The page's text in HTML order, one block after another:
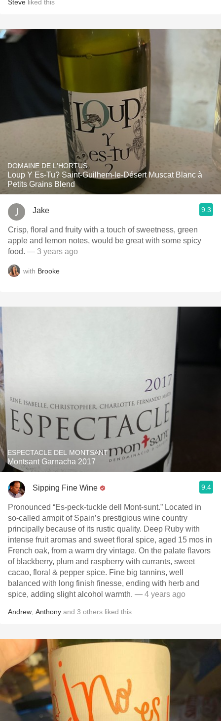
Steve liked this
DOMAINE DE L'HORTUS
Loup Y Es-Tu? Saint-Guilhem-le-Désert Muscat Blanc à
Petits Grains Blend
Jake 9.3
Crisp, floral and fruity with a touch of sweetness, green
apple and lemon notes, would be great with some spicy
food. — 3 years ago
with Brooke
ESPECTACLE DEL MONTSANT
Montsant Garnacha 2017
Sipping Fine Wine 9.4
Pronounced “Es-peck-tuckle dell Mont-sunt.” Located in
so-called armpit of Spain’s prestigious wine country
principally because of its rustic quality. Deep Ruby with
intense fruit aromas and sweet floral spice, aged 15 mos in
French oak, from a warm dry vintage. On the palate flavors
of blackberry, plum and raspberry with currants, sweet
cacao, floral & pepper spice. Fine big tannins, well
balanced with long finish finesse, ending with herb and
spice, adding slight alcohol warmth. — 4 years ago
Andrew Anthony and 3 others liked this